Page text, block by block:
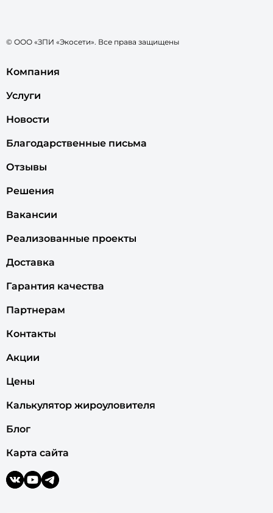
© ООО «ЗПИ «Экосети». Все права защищены
Компания
Услуги
Новости
Благодарственные письма
Отзывы
Решения
Вакансии
Реализованные проекты
Доставка
Гарантия качества
Партнерам
Контакты
Акции
Цены
Калькулятор жироуловителя
Блог
Карта сайта